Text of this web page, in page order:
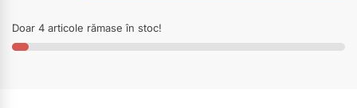
Doar 4 articole rămase în stoc!